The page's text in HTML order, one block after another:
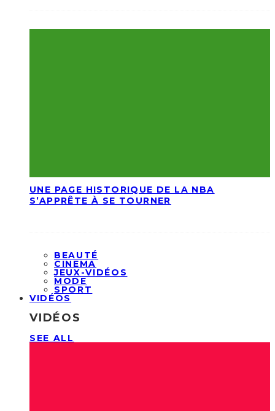
UNE PAGE HISTORIQUE DE LA NBA
S’APPRÊTE À SE TOURNER
BEAUTÉ
CINEMA
JEUX-VIDÉOS
MODE
SPORT
VIDÉOS
VIDÉOS
SEE ALL